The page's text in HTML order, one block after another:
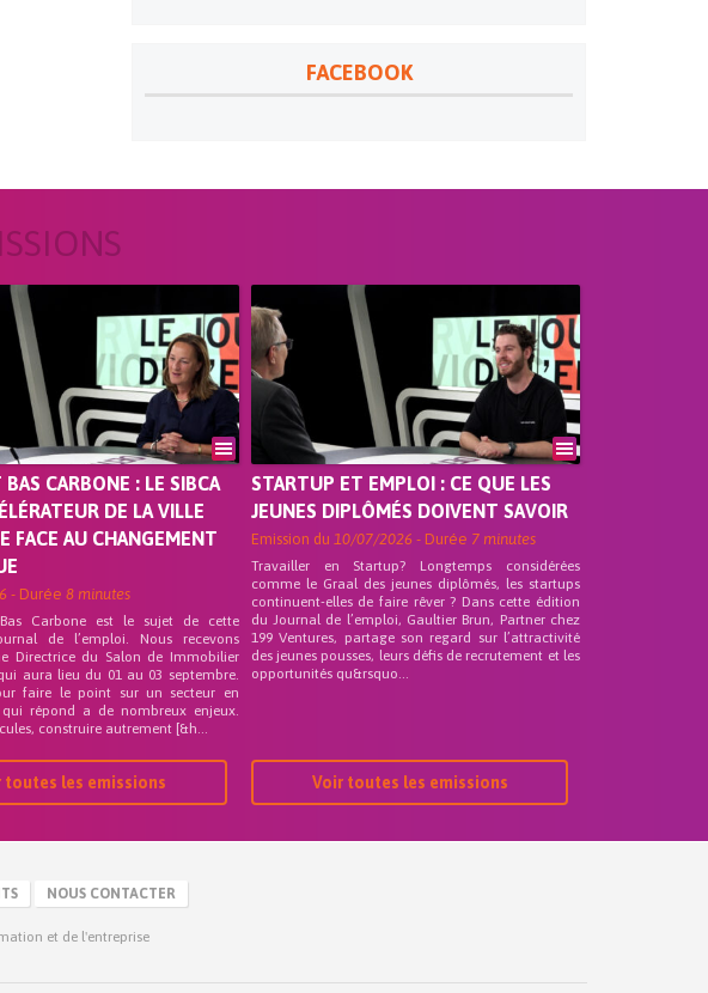
FACEBOOK
CARBONE : LE SIBCA
DE LA VILLE
FACE AU CHANGEMENT
- Durée 8 minutes
Carbone est le sujet de cette
de l’emploi. Nous recevons
Directrice du Salon de Immobilier
aura lieu du 01 au 03 septembre.
faire le point sur un secteur en
répond a de nombreux enjeux.
construire autrement [&h...
toutes les emissions
STARTUP ET EMPLOI : CE QUE LES
JEUNES DIPLÔMÉS DOIVENT SAVOIR
Emission du 10/07/2026 - Durée 7 minutes
Travailler en Startup? Longtemps considérées
comme le Graal des jeunes diplômés, les startups
continuent-elles de faire rêver ? Dans cette édition
du Journal de l’emploi, Gaultier Brun, Partner chez
199 Ventures, partage son regard sur l’attractivité
des jeunes pousses, leurs défis de recrutement et les
opportunités qu&rsquo...
Voir toutes les emissions
NOUS CONTACTER
et de l'entreprise